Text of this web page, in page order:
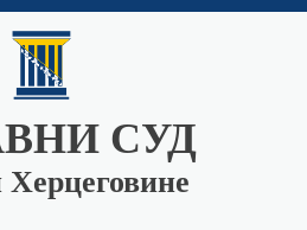
СУД
Херцеговине